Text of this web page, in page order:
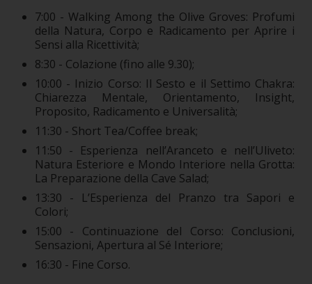
7:00 - Walking Among the Olive Groves: Profumi
della Natura, Corpo e Radicamento per Aprire i
Sensi alla Ricettività;
8:30 - Colazione (fino alle 9.30);
10:00 - Inizio Corso: Il Sesto e il Settimo Chakra:
Chiarezza Mentale, Orientamento, Insight,
Proposito, Radicamento e Universalità;
11:30 - Short Tea/Coffee break;
11:50 - Esperienza nell’Aranceto e nell’Uliveto:
Natura Esteriore e Mondo Interiore nella Grotta:
La Preparazione della Cave Salad;
13:30 - L’Esperienza del Pranzo tra Sapori e
Colori;
15:00 - Continuazione del Corso: Conclusioni,
Sensazioni, Apertura al Sé Interiore;
16:30 - Fine Corso.